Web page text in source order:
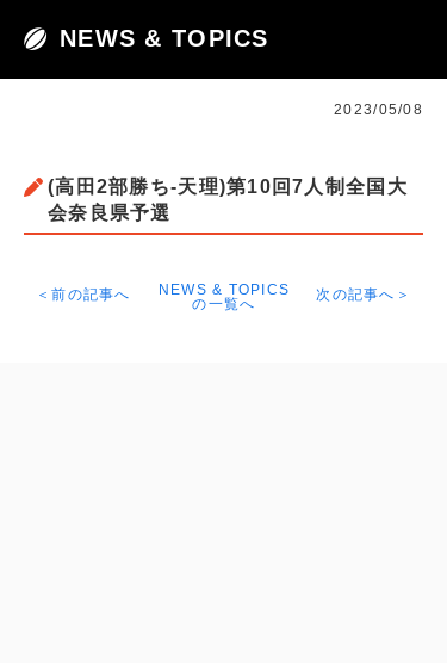
NEWS & TOPICS
2023/05/08
(高田2部勝ち-天理)第10回7人制全国大
会奈良県予選
＜前の記事へ
NEWS & TOPICS
の一覧へ
次の記事へ＞